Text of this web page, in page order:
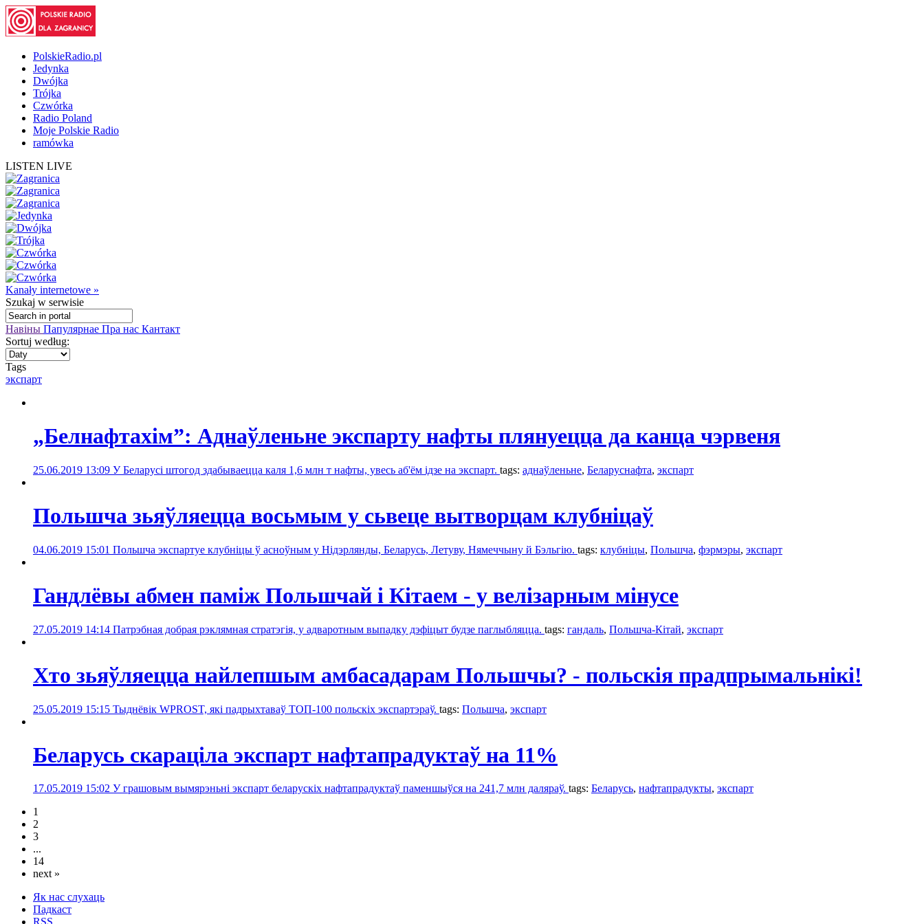
PolskieRadio.pl
Jedynka
Dwójka
Trójka
Czwórka
Radio Poland
Moje Polskie Radio
ramówka
LISTEN LIVE
Kanały internetowe »
Szukaj w serwisie
Навіны Папулярнае Пра нас Кантакт
Sortuj według:
Tags
экспарт
„Белнафтахім”: Аднаўленьне экспарту нафты плянуецца да канца чэрвеня
25.06.2019 13:09 У Беларусі штогод здабываецца каля 1,6 млн т нафты, увесь аб'ём ідзе на экспарт. tags: аднаўленьне, Беларуснафта, экспарт
Польшча зьяўляецца восьмым у сьвеце вытворцам клубніцаў
04.06.2019 15:01 Польшча экспартуе клубніцы ў асноўным у Нідэрлянды, Беларусь, Летуву, Нямеччыну й Бэльгію. tags: клубніцы, Польшчa, фэрмэры, экспарт
Гандлёвы абмен паміж Польшчай і Кітаем - у велізарным мінусе
27.05.2019 14:14 Патрэбная добрая рэклямная стратэгія, у адваротным выпадку дэфіцыт будзе паглыбляцца. tags: гандаль, Польшча-Кітай, экспарт
Хто зьяўляецца найлепшым амбасадарам Польшчы? - польскія прадпрымальнікі!
25.05.2019 15:15 Тыднёвік WPROST, які падрыхтаваў ТОП-100 польскіх экспартэраў. tags: Польшчa, экспарт
Беларусь скараціла экспарт нафтапрадуктаў на 11%
17.05.2019 15:02 У грашовым вымярэньні экспарт беларускіх нафтапрадуктаў паменшыўся на 241,7 млн даляраў. tags: Беларусь, нафтапрадукты, экспарт
1
2
3
...
14
next »
Як нас слухаць
Падкаст